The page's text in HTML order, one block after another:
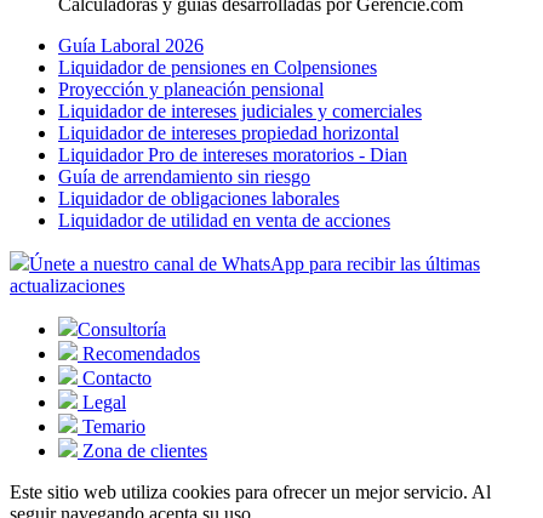
Guía Laboral 2026
Liquidador de pensiones en Colpensiones
Proyección y planeación pensional
Liquidador de intereses judiciales y comerciales
Liquidador de intereses propiedad horizontal
Liquidador Pro de intereses moratorios - Dian
Guía de arrendamiento sin riesgo
Liquidador de obligaciones laborales
Liquidador de utilidad en venta de acciones
Únete a nuestro canal de WhatsApp para recibir las últimas
actualizaciones
Consultoría
Recomendados
Contacto
Legal
Temario
Zona de clientes
Este sitio web utiliza cookies para ofrecer un mejor servicio. Al
seguir navegando acepta su uso.